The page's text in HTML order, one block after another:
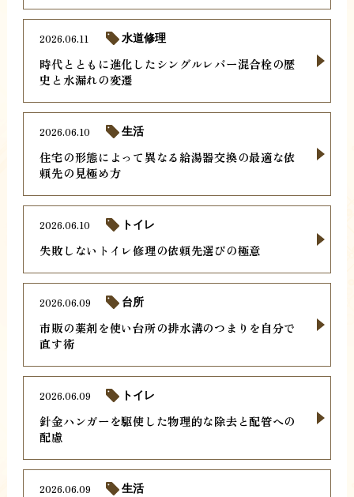
時代とともに進化したシングルレバー混合栓の歴
史と水漏れの変遷
2026.06.11 水道修理
住宅の形態によって異なる給湯器交換の最適な依
頼先の見極め方
2026.06.10 生活
失敗しないトイレ修理の依頼先選びの極意
2026.06.10 トイレ
市販の薬剤を使い台所の排水溝のつまりを自分で
直す術
2026.06.09 台所
針金ハンガーを駆使した物理的な除去と配管への
配慮
2026.06.09 トイレ
2026.06.09 生活